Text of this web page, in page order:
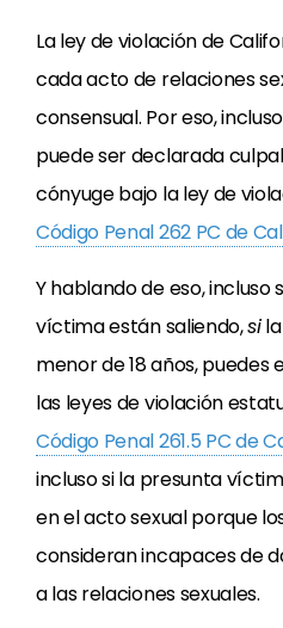
La ley de violación de
cada acto de relaciones
consensual. Por eso,
puede ser declarada
cónyuge bajo la ley de
Código Penal 262 PC de
Y hablando de eso, incluso
víctima están saliendo,sila
menor de 18 años,
las leyes de violación
Código Penal 261.5 PC de
incluso si la presunta
en el acto sexual porque
consideran incapaces de
a las relaciones sexuales.